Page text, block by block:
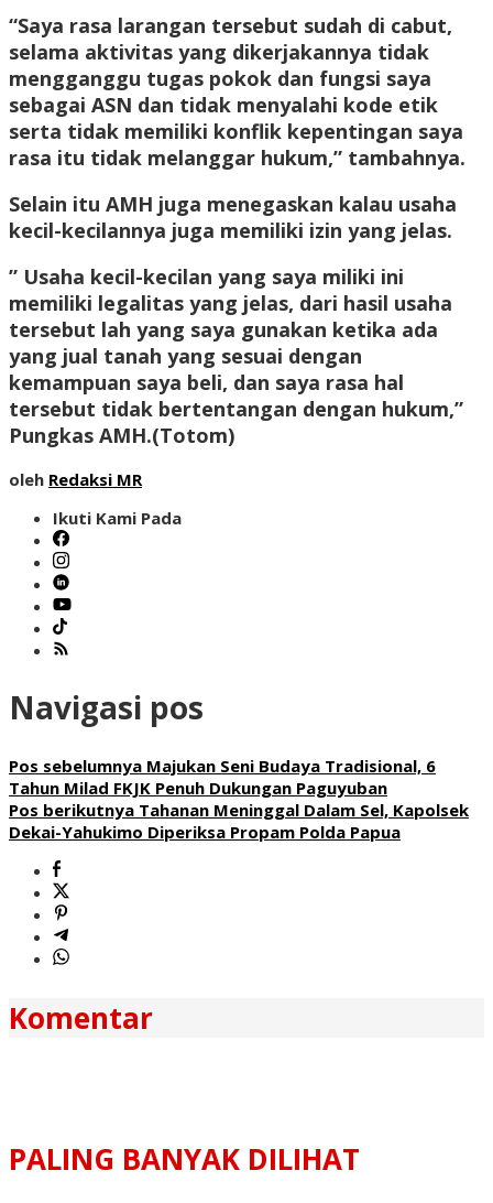
“Saya rasa larangan tersebut sudah di cabut,
selama aktivitas yang dikerjakannya tidak
mengganggu tugas pokok dan fungsi saya
sebagai ASN dan tidak menyalahi kode etik
serta tidak memiliki konflik kepentingan saya
rasa itu tidak melanggar hukum,” tambahnya.
Selain itu AMH juga menegaskan kalau usaha
kecil-kecilannya juga memiliki izin yang jelas.
” Usaha kecil-kecilan yang saya miliki ini
memiliki legalitas yang jelas, dari hasil usaha
tersebut lah yang saya gunakan ketika ada
yang jual tanah yang sesuai dengan
kemampuan saya beli, dan saya rasa hal
tersebut tidak bertentangan dengan hukum,”
Pungkas AMH.(Totom)
oleh Redaksi MR
Ikuti Kami Pada
Navigasi pos
Pos sebelumnya Majukan Seni Budaya Tradisional, 6
Tahun Milad FKJK Penuh Dukungan Paguyuban
Pos berikutnya Tahanan Meninggal Dalam Sel, Kapolsek
Dekai-Yahukimo Diperiksa Propam Polda Papua
Komentar
PALING BANYAK DILIHAT